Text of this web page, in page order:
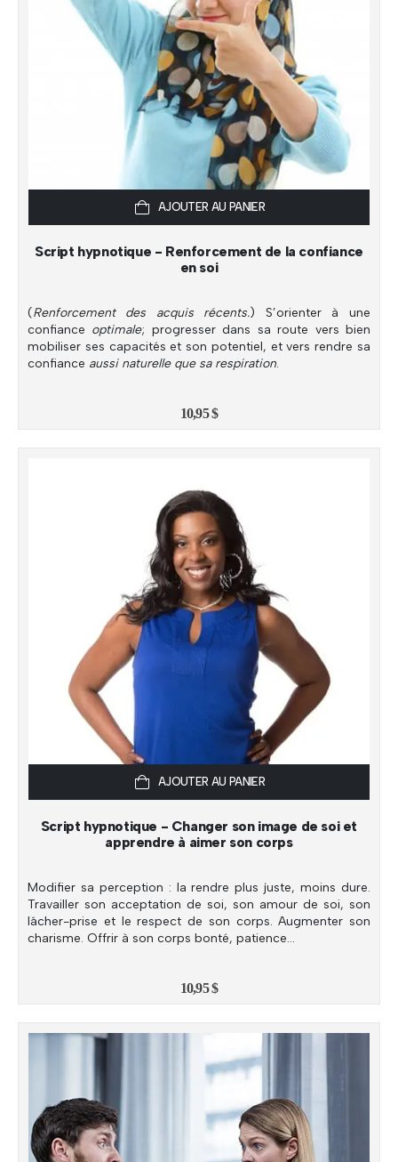
AJOUTER AU PANIER
Script hypnotique - Renforcement de la confiance
en soi
(Renforcement des acquis récents.) S’orienter à une
confiance optimale; progresser dans sa route vers bien
mobiliser ses capacités et son potentiel, et vers rendre sa
confiance aussi naturelle que sa respiration.
10,95$
AJOUTER AU PANIER
Script hypnotique - Changer son image de soi et
apprendre à aimer son corps
Modifier sa perception : la rendre plus juste, moins dure.
Travailler son acceptation de soi, son amour de soi, son
lâcher-prise et le respect de son corps. Augmenter son
charisme. Offrir à son corps bonté, patience…
10,95$